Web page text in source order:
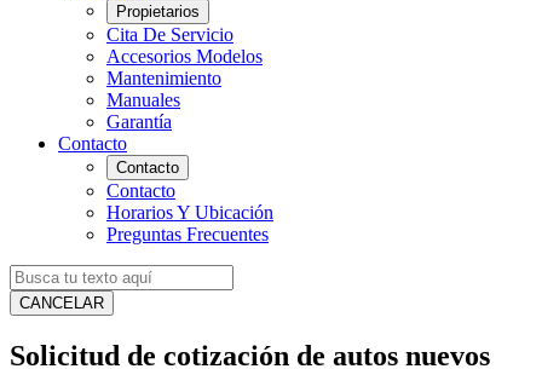
Propietarios
Cita De Servicio
Accesorios Modelos
Mantenimiento
Manuales
Garantía
Contacto
Contacto
Contacto
Horarios Y Ubicación
Preguntas Frecuentes
CANCELAR
Solicitud de cotización de autos nuevos